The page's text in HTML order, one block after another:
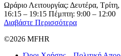
Ωράριο Λειτουργίας: Δευτέρα,
16:15 – 19:15 Πέμπτη: 9:00 – 12:00
Διαβάστε Περισσότερα
©2026 MFHR